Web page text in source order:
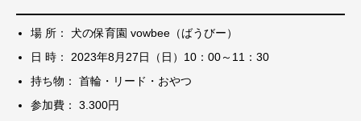
場 所： 犬の保育園 vowbee（ばうびー）
日 時： 2023年8月27日（日）10：00～11：30
持ち物： 首輪・リード・おやつ
参加費： 3.300円